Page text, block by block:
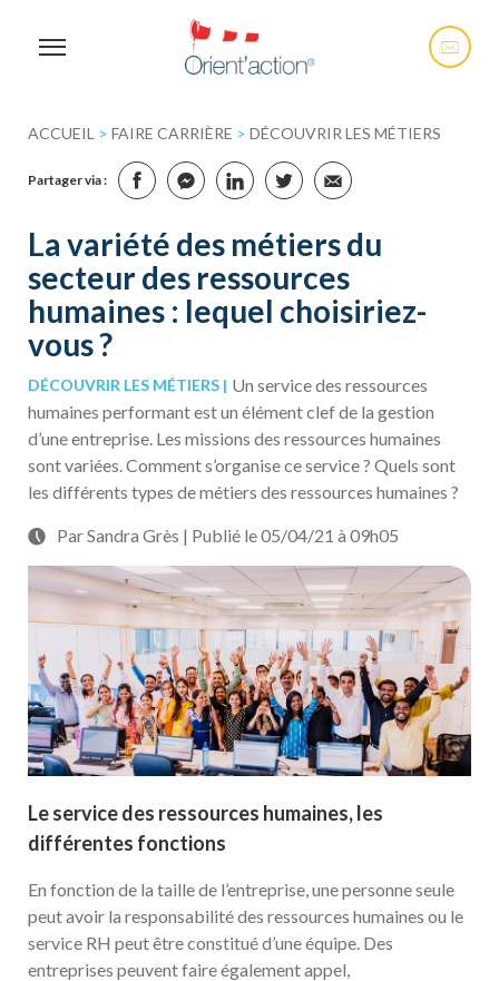
ACCUEIL > FAIRE CARRIÈRE > DÉCOUVRIR LES MÉTIERS
Partager via :
La variété des métiers du
secteur des ressources
humaines : lequel choisiriez-
vous ?
DÉCOUVRIR LES MÉTIERS
Un service des ressources
humaines performant est un élément clef de la gestion
d’une entreprise. Les missions des ressources humaines
sont variées. Comment s’organise ce service ? Quels sont
les différents types de métiers des ressources humaines ?
Par Sandra Grès | Publié le 05/04/21 à 09h05
Le service des ressources humaines, les
différentes fonctions
En fonction de la taille de l’entreprise, une personne seule
peut avoir la responsabilité des ressources humaines ou le
service RH peut être constitué d’une équipe. Des
entreprises peuvent faire également appel,